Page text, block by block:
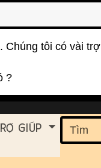
Chúng tôi có vài
?
Giúp